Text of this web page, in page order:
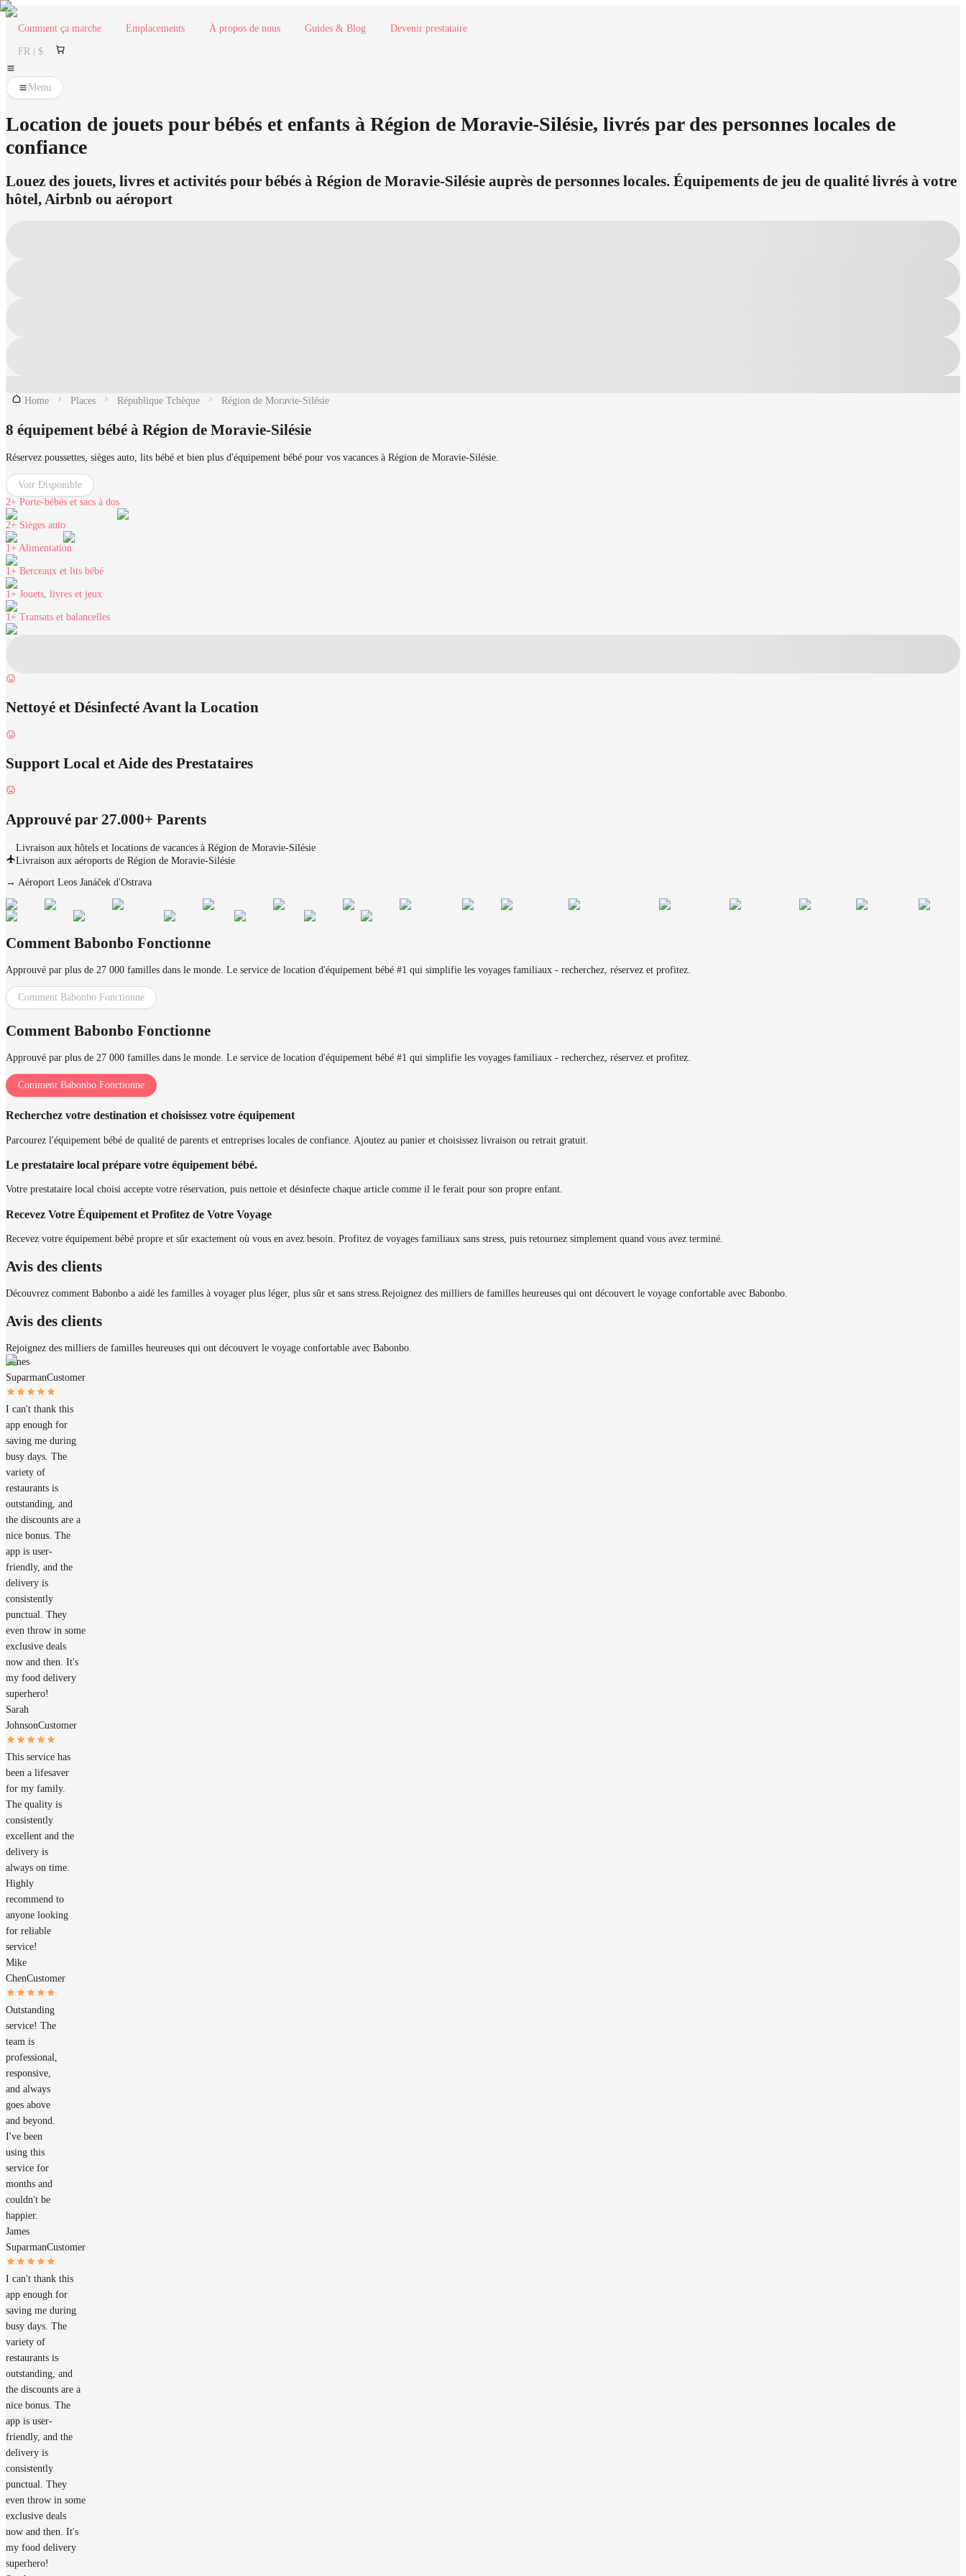
Comment ça marche Emplacements À propos de nous Guides & Blog Devenir prestataire
FR | $
Menu
Location de jouets pour bébés et enfants à Région de Moravie-Silésie, livrés par des personnes locales de
confiance
Louez des jouets, livres et activités pour bébés à Région de Moravie-Silésie auprès de personnes locales. Équipements de jeu de qualité livrés à votre
hôtel, Airbnb ou aéroport
Home Places République Tchèque Région de Moravie-Silésie
8 équipement bébé à Région de Moravie-Silésie
Réservez poussettes, sièges auto, lits bébé et bien plus d'équipement bébé pour vos vacances à Région de Moravie-Silésie.
Voir Disponible
2+ Porte-bébés et sacs à dos
2+ Sièges auto
1+ Alimentation
1+ Berceaux et lits bébé
1+ Jouets, livres et jeux
1+ Transats et balancelles
Nettoyé et Désinfecté Avant la Location
Support Local et Aide des Prestataires
Approuvé par 27.000+ Parents
Livraison aux hôtels et locations de vacances à Région de Moravie-Silésie
Livraison aux aéroports de Région de Moravie-Silésie
→ Aéroport Leos Janáček d'Ostrava
Comment Babonbo Fonctionne
Approuvé par plus de 27 000 familles dans le monde. Le service de location d'équipement bébé #1 qui simplifie les voyages familiaux - recherchez, réservez et profitez.
Comment Babonbo Fonctionne
Comment Babonbo Fonctionne
Approuvé par plus de 27 000 familles dans le monde. Le service de location d'équipement bébé #1 qui simplifie les voyages familiaux - recherchez, réservez et profitez.
Comment Babonbo Fonctionne
Recherchez votre destination et choisissez votre équipement
Parcourez l'équipement bébé de qualité de parents et entreprises locales de confiance. Ajoutez au panier et choisissez livraison ou retrait gratuit.
Le prestataire local prépare votre équipement bébé.
Votre prestataire local choisi accepte votre réservation, puis nettoie et désinfecte chaque article comme il le ferait pour son propre enfant.
Recevez Votre Équipement et Profitez de Votre Voyage
Recevez votre équipement bébé propre et sûr exactement où vous en avez besoin. Profitez de voyages familiaux sans stress, puis retournez simplement quand vous avez terminé.
Avis des clients
Découvrez comment Babonbo a aidé les familles à voyager plus léger, plus sûr et sans stress.Rejoignez des milliers de familles heureuses qui ont découvert le voyage confortable avec Babonbo.
Avis des clients
Rejoignez des milliers de familles heureuses qui ont découvert le voyage confortable avec Babonbo.
James
SuparmanCustomer
I can't thank this
app enough for
saving me during
busy days. The
variety of
restaurants is
outstanding, and
the discounts are a
nice bonus. The
app is user-
friendly, and the
delivery is
consistently
punctual. They
even throw in some
exclusive deals
now and then. It's
my food delivery
superhero!
Sarah
JohnsonCustomer
This service has
been a lifesaver
for my family.
The quality is
consistently
excellent and the
delivery is
always on time.
Highly
recommend to
anyone looking
for reliable
service!
Mike
ChenCustomer
Outstanding
service! The
team is
professional,
responsive,
and always
goes above
and beyond.
I've been
using this
service for
months and
couldn't be
happier.
James
SuparmanCustomer
I can't thank this
app enough for
saving me during
busy days. The
variety of
restaurants is
outstanding, and
the discounts are a
nice bonus. The
app is user-
friendly, and the
delivery is
consistently
punctual. They
even throw in some
exclusive deals
now and then. It's
my food delivery
superhero!